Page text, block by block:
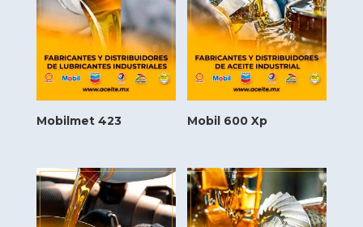
Mobilmet 423 Mobil 600 Xp